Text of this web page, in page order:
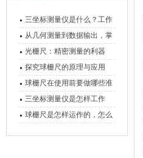
三坐标测量仪是什么？工作
原理、分类与核心功能一次
讲清
从几何测量到数据输出，掌
握万濠影像测量仪的六大核
心能力
光栅尺：精密测量的利器
探究球栅尺的原理与应用
球栅尺在使用前要做哪些准
备工作？
三坐标测量仪是怎样工作
的，功能有什么优势？
球栅尺是怎样运作的，怎么